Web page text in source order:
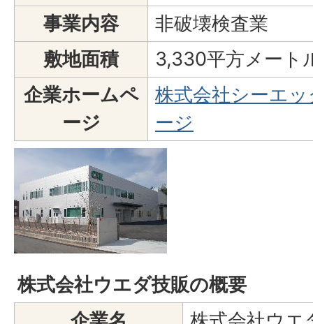
事業内容
非破壊検査業
敷地面積
3,330平方メート
企業ホームペ
ージ
株式会社シーエ
ージ
株式会社ウエダ技販の概要